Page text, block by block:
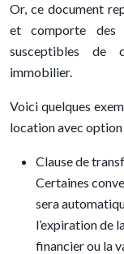
Or, ce document
et comporte des
susceptibles de
immobilier.
Voici quelques
location avec option
Clause de
Certaines
sera
l’expiration de
financier ou la